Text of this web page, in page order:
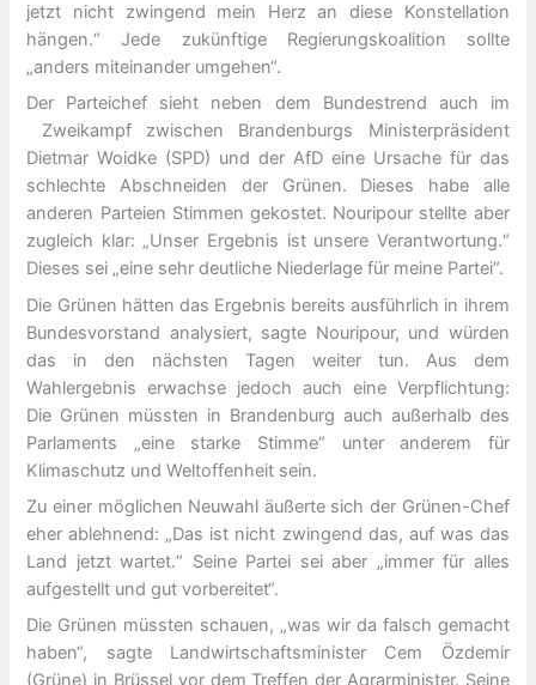
jetzt nicht zwingend mein Herz an diese Konstellation
hängen.“ Jede zukünftige Regierungskoalition sollte
„anders miteinander umgehen“.
Der Parteichef sieht neben dem Bundestrend auch im
Zweikampf zwischen Brandenburgs Ministerpräsident
Dietmar Woidke (SPD) und der AfD eine Ursache für das
schlechte Abschneiden der Grünen. Dieses habe alle
anderen Parteien Stimmen gekostet. Nouripour stellte aber
zugleich klar: „Unser Ergebnis ist unsere Verantwortung.“
Dieses sei „eine sehr deutliche Niederlage für meine Partei“.
Die Grünen hätten das Ergebnis bereits ausführlich in ihrem
Bundesvorstand analysiert, sagte Nouripour, und würden
das in den nächsten Tagen weiter tun. Aus dem
Wahlergebnis erwachse jedoch auch eine Verpflichtung:
Die Grünen müssten in Brandenburg auch außerhalb des
Parlaments „eine starke Stimme“ unter anderem für
Klimaschutz und Weltoffenheit sein.
Zu einer möglichen Neuwahl äußerte sich der Grünen-Chef
eher ablehnend: „Das ist nicht zwingend das, auf was das
Land jetzt wartet.“ Seine Partei sei aber „immer für alles
aufgestellt und gut vorbereitet“.
Die Grünen müssten schauen, „was wir da falsch gemacht
haben“, sagte Landwirtschaftsminister Cem Özdemir
(Grüne) in Brüssel vor dem Treffen der Agrarminister. Seine